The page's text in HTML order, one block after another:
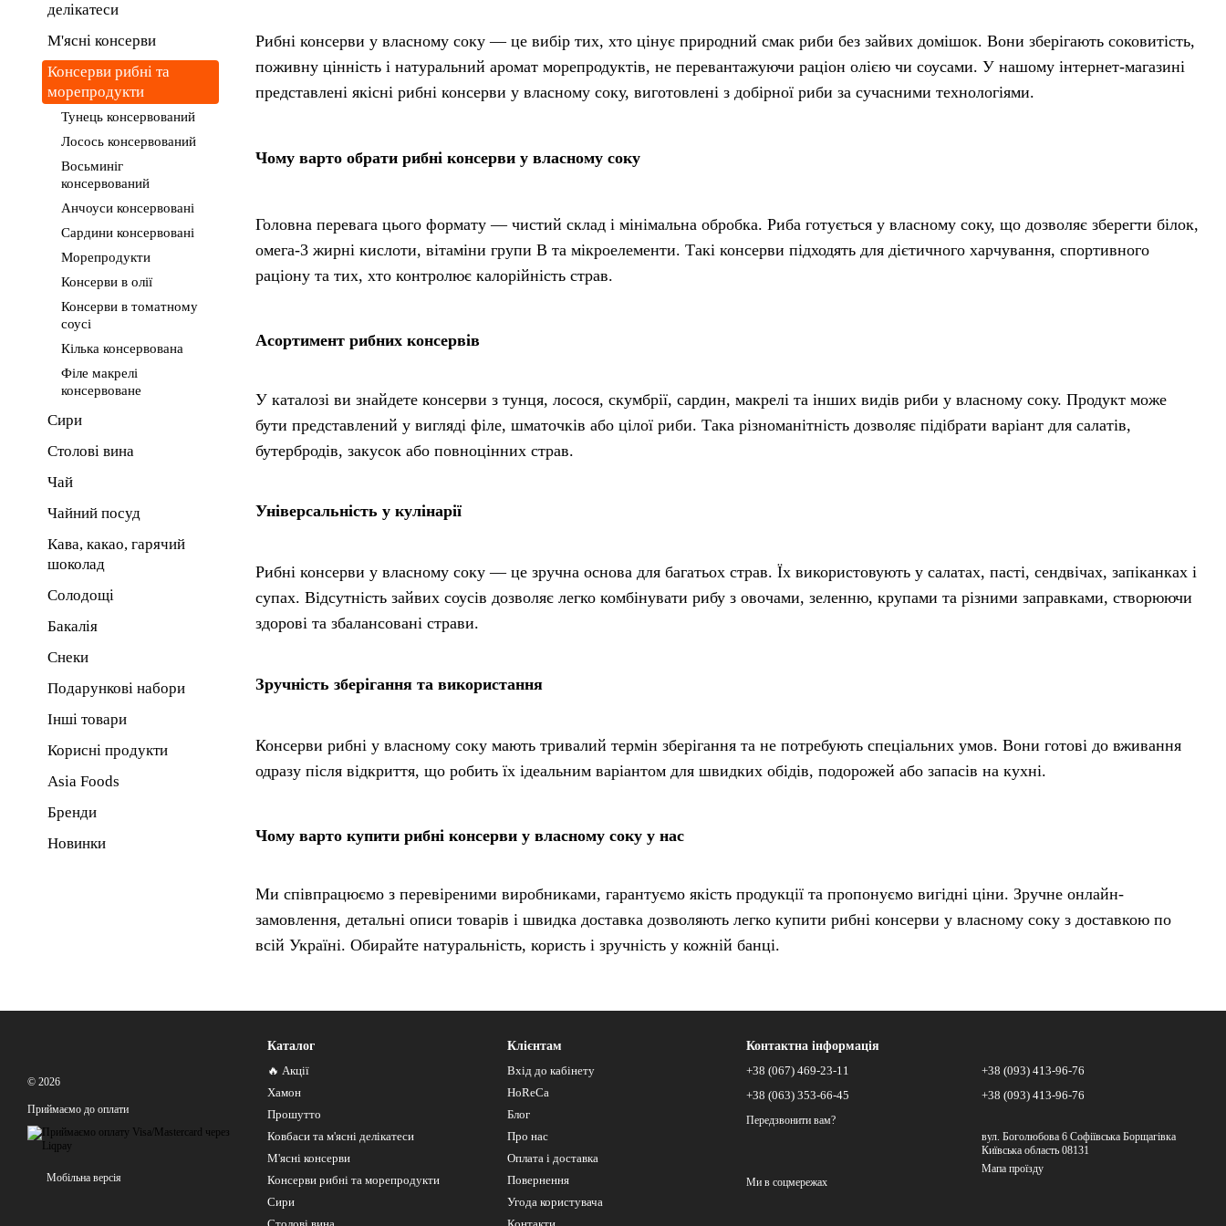
Рибні консерви у власному соку — це вибір тих, хто цінує природний смак риби без зайвих домішок. Вони зберігають соковитість,
поживну цінність і натуральний аромат морепродуктів, не перевантажуючи раціон олією чи соусами. У нашому інтернет-магазині
представлені якісні рибні консерви у власному соку, виготовлені з добірної риби за сучасними технологіями.
Чому варто обрати рибні консерви у власному соку
Головна перевага цього формату — чистий склад і мінімальна обробка. Риба готується у власному соку, що дозволяє зберегти білок,
омега-3 жирні кислоти, вітаміни групи B та мікроелементи. Такі консерви підходять для дієтичного харчування, спортивного
раціону та тих, хто контролює калорійність страв.
Асортимент рибних консервів
У каталозі ви знайдете консерви з тунця, лосося, скумбрії, сардин, макрелі та інших видів риби у власному соку. Продукт може
бути представлений у вигляді філе, шматочків або цілої риби. Така різноманітність дозволяє підібрати варіант для салатів,
бутербродів, закусок або повноцінних страв.
Універсальність у кулінарії
Рибні консерви у власному соку — це зручна основа для багатьох страв. Їх використовують у салатах, пасті, сендвічах, запіканках і
супах. Відсутність зайвих соусів дозволяє легко комбінувати рибу з овочами, зеленню, крупами та різними заправками, створюючи
здорові та збалансовані страви.
Зручність зберігання та використання
Консерви рибні у власному соку мають тривалий термін зберігання та не потребують спеціальних умов. Вони готові до вживання
одразу після відкриття, що робить їх ідеальним варіантом для швидких обідів, подорожей або запасів на кухні.
Чому варто купити рибні консерви у власному соку у нас
Ми співпрацюємо з перевіреними виробниками, гарантуємо якість продукції та пропонуємо вигідні ціни. Зручне онлайн-
замовлення, детальні описи товарів і швидка доставка дозволяють легко купити рибні консерви у власному соку з доставкою по
всій Україні. Обирайте натуральність, користь і зручність у кожній банці.
делікатеси
М'ясні консерви
Консерви рибні та
морепродукти
Тунець консервований
Лосось консервований
Восьминіг
консервований
Анчоуси консервовані
Сардини консервовані
Морепродукти
Консерви в олії
Консерви в томатному
соусі
Кілька консервована
Філе макрелі
консервоване
Сири
Столові вина
Чай
Чайний посуд
Кава, какао, гарячий
шоколад
Солодощі
Бакалія
Снеки
Подарункові набори
Інші товари
Корисні продукти
Asia Foods
Бренди
Новинки
© 2026
Приймаємо до оплати
Мобільна версія
Каталог
🔥 Акції
Хамон
Прошутто
Ковбаси та м'ясні делікатеси
М'ясні консерви
Консерви рибні та морепродукти
Сири
Клієнтам
Вхід до кабінету
HoReCa
Блог
Про нас
Оплата і доставка
Повернення
Угода користувача
Контактна інформація
+38 (067) 469-23-11
+38 (063) 353-66-45
Передзвонити вам?
+38 (093) 413-96-76
+38 (093) 413-96-76
вул. Боголюбова 6 Софіївська Борщагівка
Київська область 08131
Мапа проїзду
Ми в соцмережах